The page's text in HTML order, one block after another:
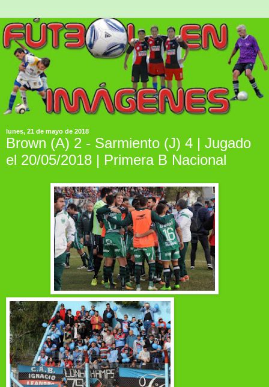
lunes, 21 de mayo de 2018
Brown (A) 2 - Sarmiento (J) 4 | Jugado
el 20/05/2018 | Primera B Nacional